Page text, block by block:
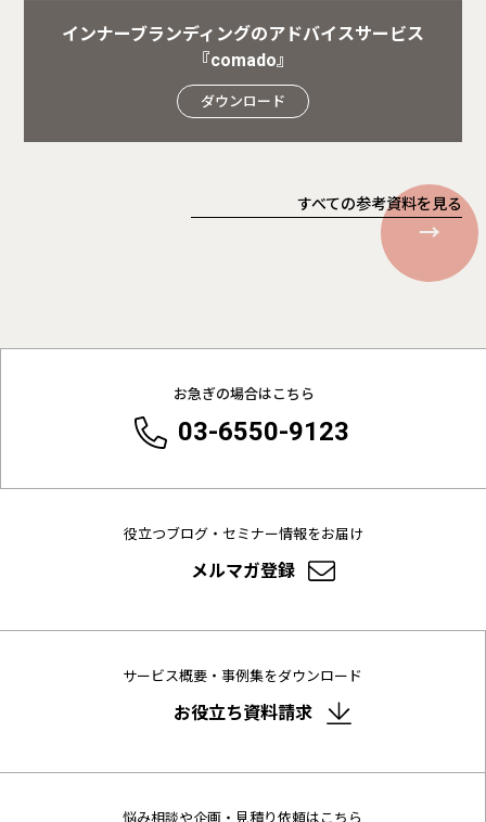
インナーブランディングのアドバイスサービス
『comado』
ダウンロード
すべての参考資料を見る
お急ぎの場合はこちら
03-6550-9123
役立つブログ・セミナー情報をお届け
メルマガ登録
サービス概要・事例集をダウンロード
お役立ち資料請求
悩み相談や企画・見積り依頼はこちら